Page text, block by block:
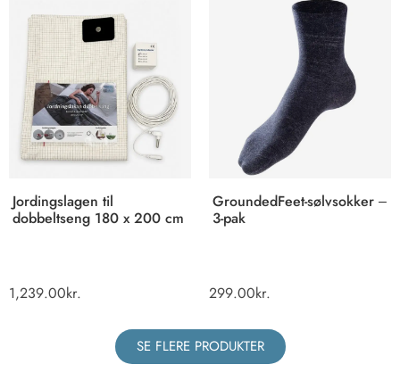
Jordingslagen til
dobbeltseng 180 x 200 cm
1,239.00kr.
GroundedFeet-sølvsokker –
3-pak
299.00kr.
SE FLERE PRODUKTER